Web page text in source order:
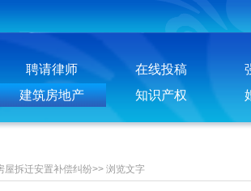
聘请律师 在线投稿
建筑房地产 知识产权
屋拆迁安置补偿纠纷>> 浏览文字